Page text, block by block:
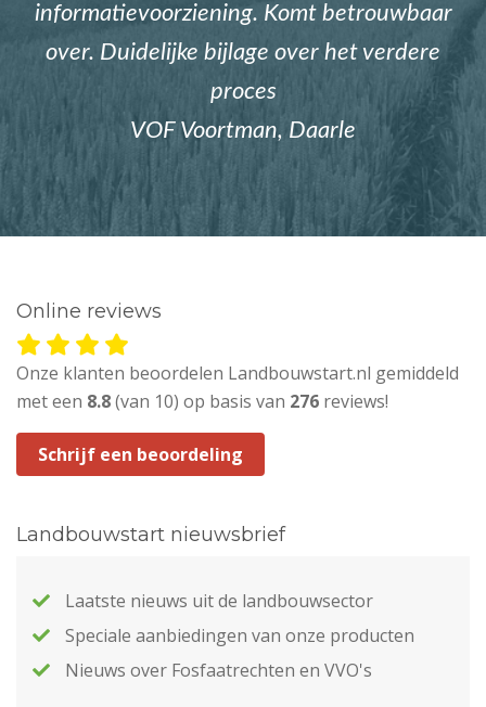
informatievoorziening. Komt betrouwbaar
over. Duidelijke bijlage over het verdere
proces
VOF Voortman, Daarle
Online reviews
Onze klanten beoordelen Landbouwstart.nl gemiddeld
met een 8.8(van 10) op basis van 276 reviews!
Schrijf een beoordeling
Landbouwstart nieuwsbrief
Laatste nieuws uit de landbouwsector
Speciale aanbiedingen van onze producten
Nieuws over Fosfaatrechten en VVO's